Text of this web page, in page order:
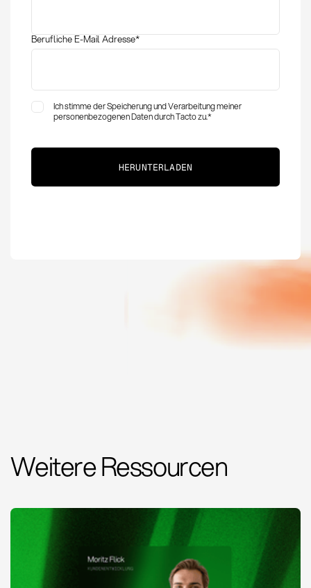
Berufliche E-Mail Adresse*
Ich stimme der Speicherung und Verarbeitung meiner
personenbezogenen Daten durch Tacto zu.*
Weitere Ressourcen